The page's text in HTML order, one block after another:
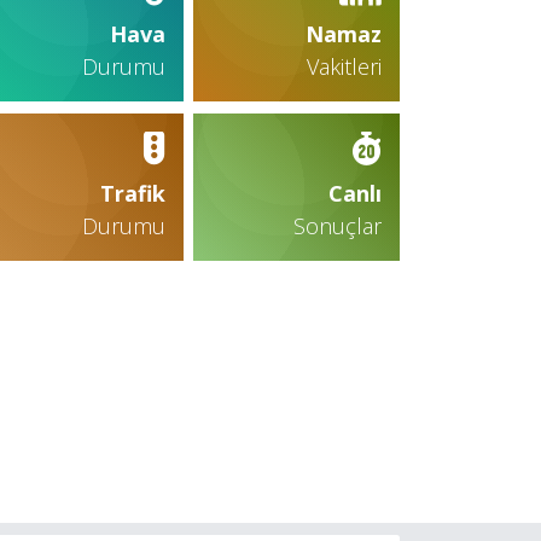
Hava
Durumu
Namaz
Vakitleri
Trafik
Durumu
Canlı
Sonuçlar